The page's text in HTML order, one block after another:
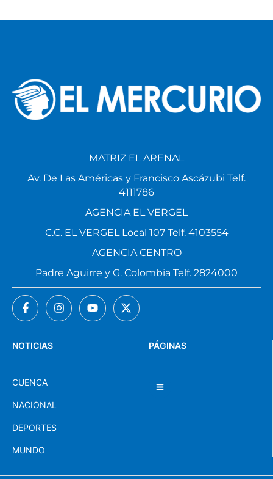
PÁGINAS
NOTICIAS
CUENCA
NACIONAL
DEPORTES
MUNDO
MATRIZ EL ARENAL
Av. De Las Américas y Francisco Ascázubi Telf.
4111786
AGENCIA EL VERGEL
C.C. EL VERGEL Local 107 Telf. 4103554
AGENCIA CENTRO
Padre Aguirre y G. Colombia Telf. 2824000